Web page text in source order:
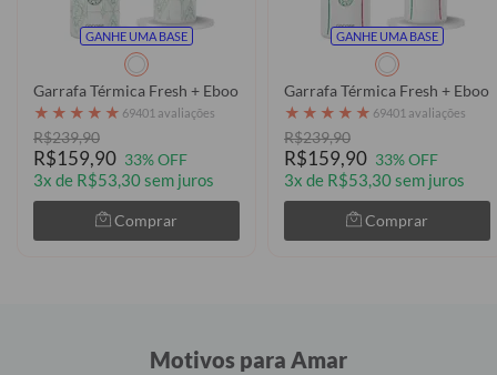
GANHE UMA BASE
Garrafa Térmica Fresh + Ebook - Palmeiras - Uniforme 1 2025 P
★ ★ ★ ★ ★ 69401 avaliações
R$239,90
R$159,90 33% OFF
3x de R$53,30 sem juros
Comprar
GANHE UMA BASE
Garrafa Térmica Fresh +
★ ★ ★ ★ ★ 69401 avaliações
R$239,90
R$159,90 33% OFF
3x de R$53,30 sem juros
Comprar
Motivos para Amar